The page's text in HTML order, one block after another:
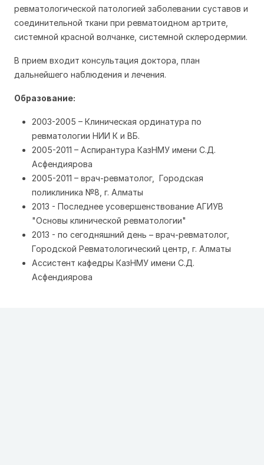
ревматологической патологией заболевании суставов и
соединительной ткани при ревматоидном артрите,
системной красной волчанке, системной склеродермии.
В прием входит консультация доктора, план
дальнейшего наблюдения и лечения.
Образование:
2003-2005 – Клиническая ординатура по
ревматологии НИИ К и ВБ.
2005-2011 – Аспирантура КазНМУ имени С.Д.
Асфендиярова
2005-2011 – врач-ревматолог, Городская
поликлиника №8, г. Алматы
2013 - Последнее усовершенствование АГИУВ
"Основы клинической ревматологии"
2013 - по сегодняшний день – врач-ревматолог,
Городской Ревматологический центр, г. Алматы
Ассистент кафедры КазНМУ имени С.Д.
Асфендиярова